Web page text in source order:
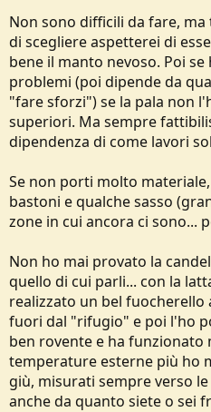
muro di neve attorno alla
tetto di essa con un tarp ,e
essere un'idea?
Io appena arriva la neve andrò
primi campi innevati
!!!!!!
Scusate se mi sono prolungato un
Non sono difficili da fare,
di scegliere aspetterei di
bene il manto nevoso. Poi se
problemi (poi dipende da
"fare sforzi") se la pala non
superiori. Ma sempre
dipendenza di come lavori
Se non porti molto
bastoni e qualche sasso
zone in cui ancora ci sono...
Non ho mai provato la
quello di cui parli... con la
realizzato un bel
fuori dal "rifugio" e poi l'ho
ben rovente e ha funzionato
temperature esterne più ho
giù, misurati sempre verso
anche da quanto siete o sei